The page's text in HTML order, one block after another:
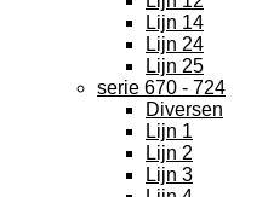
Lijn 14
Lijn 24
Lijn 25
serie 670 - 724
Diversen
Lijn 1
Lijn 2
Lijn 3